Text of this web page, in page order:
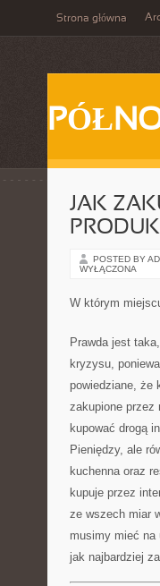
Strona główna
JAK
POSTED BY
WYŁĄCZONA
W którym
Prawda jest
kryzysu,
powiedziane, że
zakupione przez
kupować drogą
Pieniędzy, ale
kuchenna oraz
kupuje przez
ze wszech miar
musimy mieć na
jak najbardziej